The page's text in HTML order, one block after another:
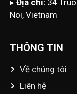
▸ Địa chỉ: 34
Noi, Vietnam
THÔNG TIN
Về chúng tôi
Liên hệ